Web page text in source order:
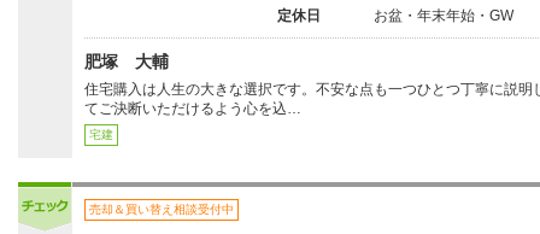
定休日 お盆・年末年始・GW
肥塚 大輔
住宅購入は人生の大きな選択です。不安な点も一つひとつ丁寧に説明
てご決断いただけるよう心を込…
宅建
売却＆買い替え相談受付中